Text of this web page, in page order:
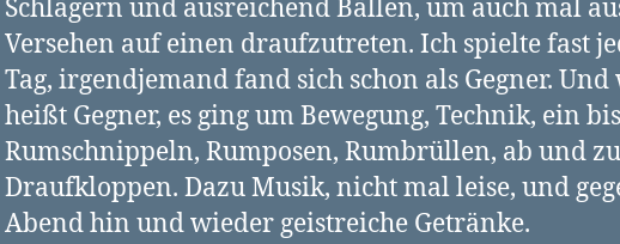
Schlägern und ausreichend Bällen, um auch mal
Versehen auf einen draufzutreten. Ich spielte fast
Tag, irgendjemand fand sich schon als Gegner. Und
heißt Gegner, es ging um Bewegung, Technik, ein
Rumschnippeln, Rumposen, Rumbrüllen, ab und zu
Draufkloppen. Dazu Musik, nicht mal leise, und
Abend hin und wieder geistreiche Getränke.